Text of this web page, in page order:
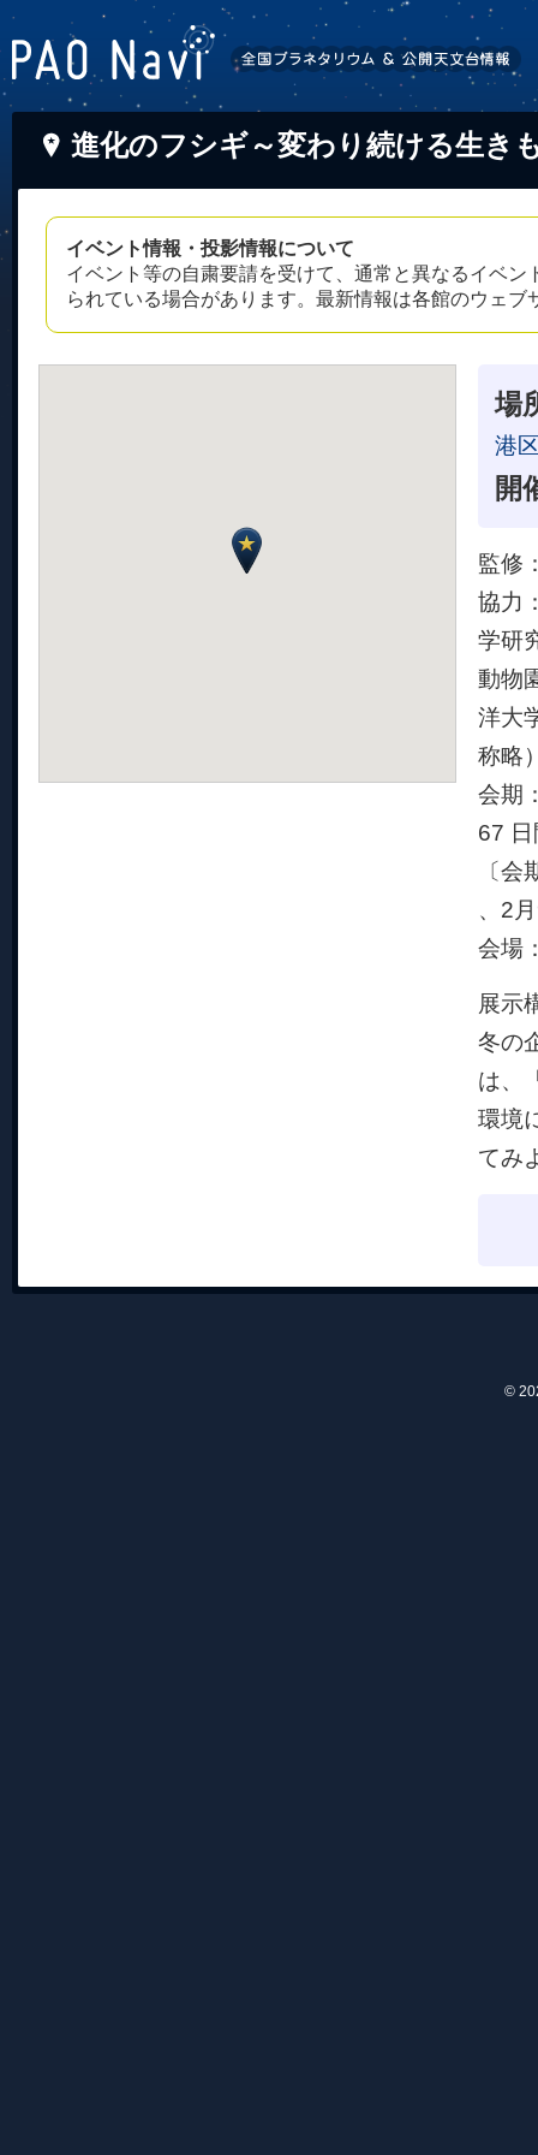
進化のフシギ～変わり続ける生き
イベント情報・投影情報について
イベント等の自粛要請を受けて、通常と異なるイベ
られている場合があります。最新情報は各館のウェ
場
港
開
監修
協力
学研
動物
洋大
称略
会期
67 日
〔
、2
会場
展示
冬の
は、
環境
てみ
©